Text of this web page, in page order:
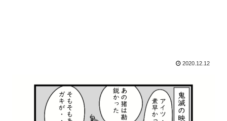
2020.12.12